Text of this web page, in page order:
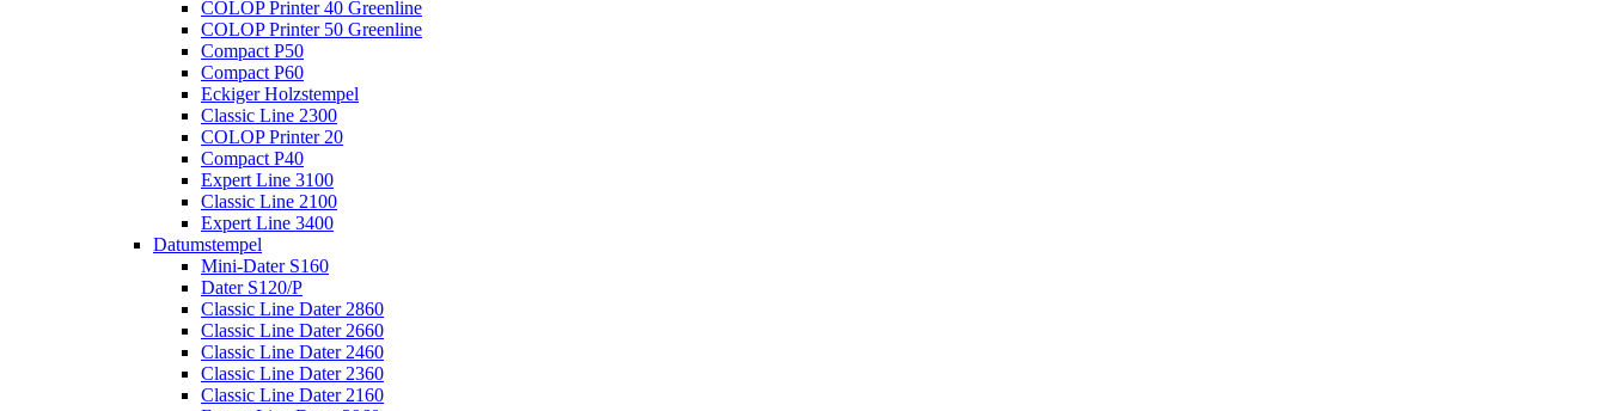
COLOP Printer 40 Greenline
COLOP Printer 50 Greenline
Compact P50
Compact P60
Eckiger Holzstempel
Classic Line 2300
COLOP Printer 20
Compact P40
Expert Line 3100
Classic Line 2100
Expert Line 3400
Datumstempel
Mini-Dater S160
Dater S120/P
Classic Line Dater 2860
Classic Line Dater 2660
Classic Line Dater 2460
Classic Line Dater 2360
Classic Line Dater 2160